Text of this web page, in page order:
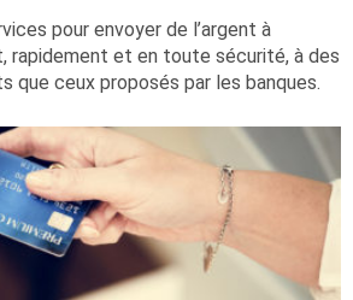
pour envoyer de l’argent à
rapidement et en toute sécurité, à des
que ceux proposés par les banques.